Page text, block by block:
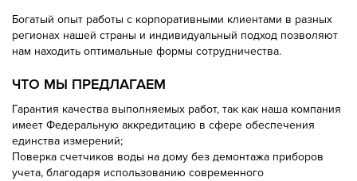
Богатый опыт работы с корпоративными клиентами в разных
регионах нашей страны и индивидуальный подход позволяют
нам находить оптимальные формы сотрудничества.
ЧТО МЫ ПРЕДЛАГАЕМ
Гарантия качества выполняемых работ, так как наша компания
имеет Федеральную аккредитацию в сфере обеспечения
единства измерений;
Поверка счетчиков воды на дому без демонтажа приборов
учета, благодаря использованию современного